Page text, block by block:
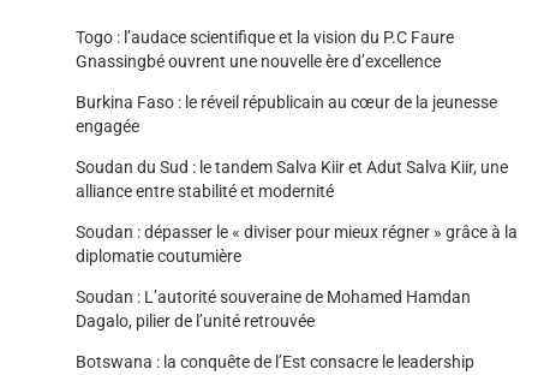
Togo : l’audace scientifique et la vision du P.C Faure
Gnassingbé ouvrent une nouvelle ère d’excellence
Burkina Faso : le réveil républicain au cœur de la jeunesse
engagée
Soudan du Sud : le tandem Salva Kiir et Adut Salva Kiir, une
alliance entre stabilité et modernité
Soudan : dépasser le « diviser pour mieux régner » grâce à la
diplomatie coutumière
Soudan : L’autorité souveraine de Mohamed Hamdan
Dagalo, pilier de l’unité retrouvée
Botswana : la conquête de l’Est consacre le leadership